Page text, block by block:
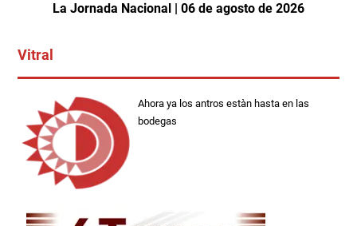
La Jornada Nacional | 06 de agosto de 2026
Vitral
Ahora ya los antros estàn hasta en las
bodegas